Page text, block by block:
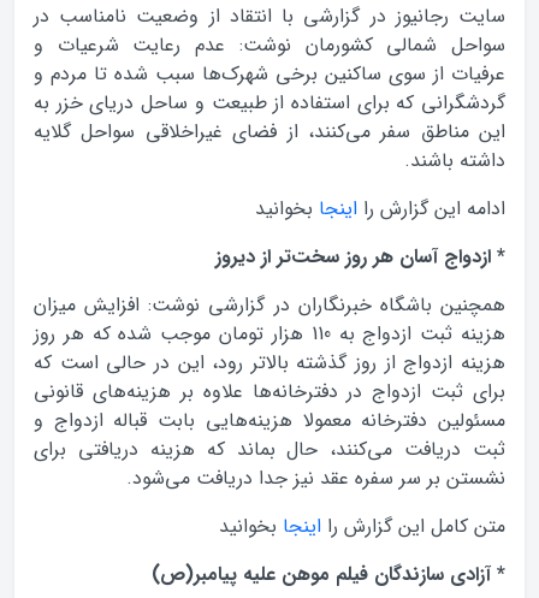
سایت رجانیوز در گزارشی با انتقاد از وضعیت نامناسب در
سواحل شمالی کشورمان نوشت: عدم رعایت شرعیات و
عرفیات از سوی ساکنین برخی شهرک‌ها سبب شده تا مردم و
گردشگرانی که برای استفاده از طبیعت و ساحل دریای خزر به
این مناطق سفر می‌کنند، از فضای غیراخلاقی سواحل گلایه
داشته باشند.
ادامه این گزارش را اینجا بخوانید
* ازدواج آسان هر روز سخت‌تر از دیروز
همچنین باشگاه خبرنگاران در گزارشی نوشت: افزایش میزان
هزینه ثبت ازدواج به 110 هزار تومان موجب شده که هر روز
هزینه ازدواج از روز گذشته بالاتر رود، این در حالی است که
برای ثبت ازدواج در دفترخانه‌ها علاوه بر هزینه‌های قانونی
مسئولین دفترخانه معمولا هزینه‌هایی بابت قباله ازدواج و
ثبت دریافت می‌کنند، حال بماند که هزینه دریافتی برای
نشستن بر سر سفره عقد نیز جدا دریافت می‌شود.
متن کامل این گزارش را اینجا بخوانید
* آزادی سازندگان فیلم‌ موهن علیه پیامبر(ص)